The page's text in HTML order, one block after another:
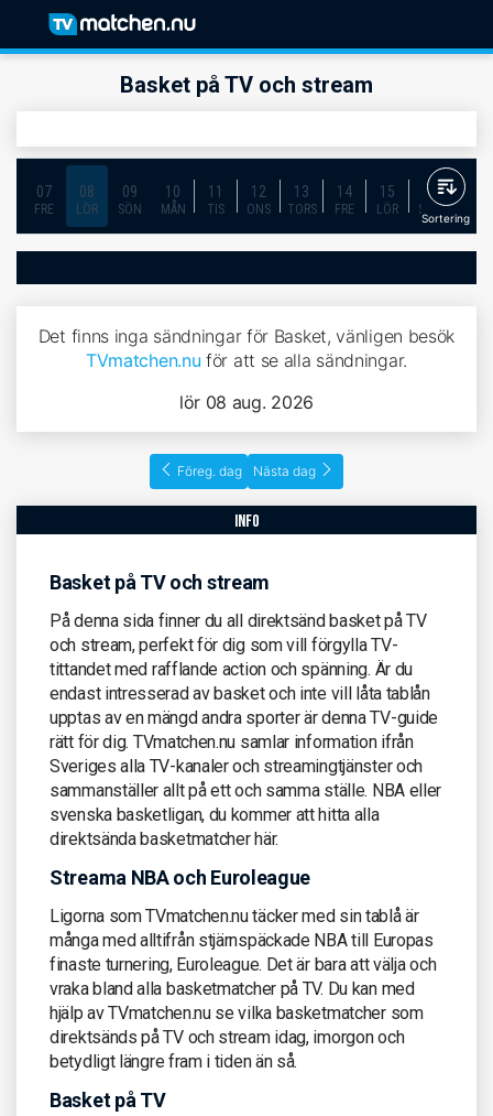
Basket på TV och stream
07
FRE
08
LÖR
09
SÖN
10
MÅN
11
TIS
12
ONS
13
TORS
14
FRE
15
LÖR
16
SÖN
Sortering
Det finns inga sändningar för Basket, vänligen besök
TVmatchen.nu för att se alla sändningar.
lör 08 aug. 2026
Föreg. dag Nästa dag
info
Basket på TV och stream
På denna sida finner du all direktsänd basket på TV
och stream, perfekt för dig som vill förgylla TV-
tittandet med rafflande action och spänning. Är du
endast intresserad av basket och inte vill låta tablån
upptas av en mängd andra sporter är denna TV-guide
rätt för dig. TVmatchen.nu samlar information ifrån
Sveriges alla TV-kanaler och streamingtjänster och
sammanställer allt på ett och samma ställe. NBA eller
svenska basketligan, du kommer att hitta alla
direktsända basketmatcher här.
Streama NBA och Euroleague
Ligorna som TVmatchen.nu täcker med sin tablå är
många med alltifrån stjärnspäckade NBA till Europas
finaste turnering, Euroleague. Det är bara att välja och
vraka bland alla basketmatcher på TV. Du kan med
hjälp av TVmatchen.nu se vilka basketmatcher som
direktsänds på TV och stream idag, imorgon och
betydligt längre fram i tiden än så.
Basket på TV